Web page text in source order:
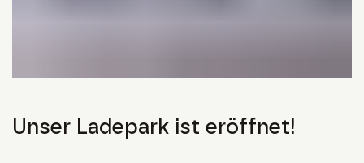
Unser Ladepark ist eröffnet!